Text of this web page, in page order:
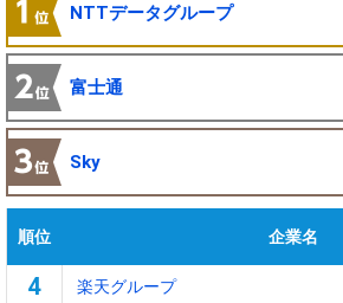
NTTデータグループ
富士通
Sky
順位 企業名
4 楽天グループ